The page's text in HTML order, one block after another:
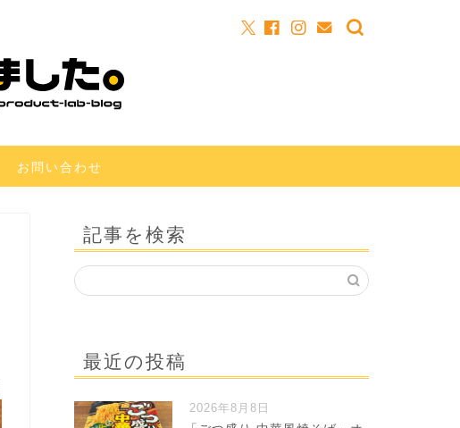
お問い合わせ
記事を検索
最近の投稿
2026年8月8日